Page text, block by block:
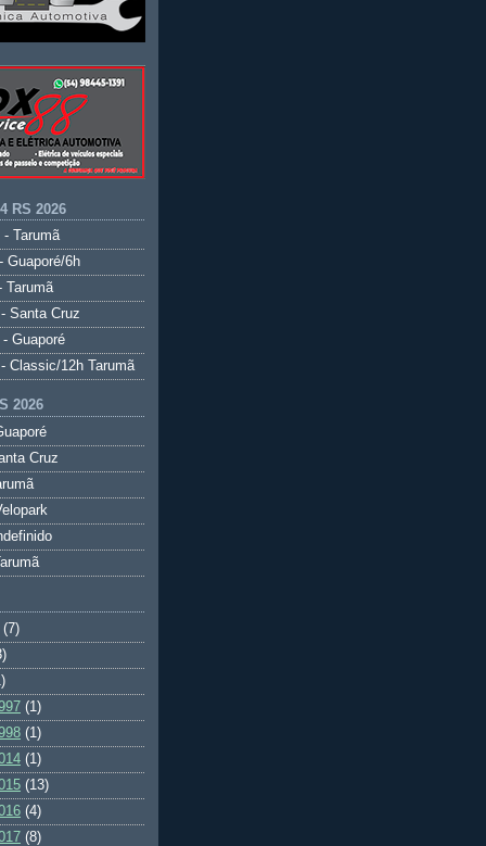
RS 2026
- Tarumã
Guaporé/6h
Tarumã
Santa Cruz
Guaporé
Classic/12h Tarumã
2026
Cruz
(7)
(1)
(1)
(1)
(13)
(4)
(8)